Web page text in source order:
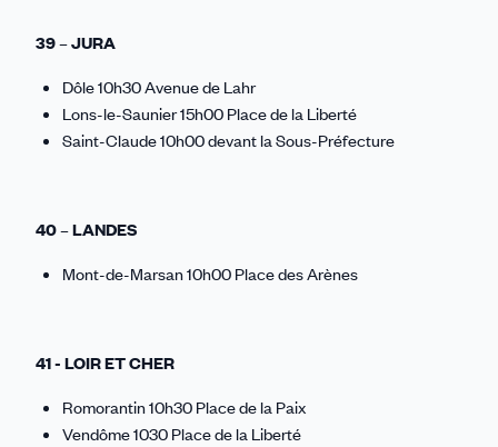
39 – JURA
Dôle 10h30 Avenue de Lahr
Lons-le-Saunier 15h00 Place de la Liberté
Saint-Claude 10h00 devant la Sous-Préfecture
40 – LANDES
Mont-de-Marsan 10h00 Place des Arènes
41 - LOIR ET CHER
Romorantin 10h30 Place de la Paix
Vendôme 1030 Place de la Liberté